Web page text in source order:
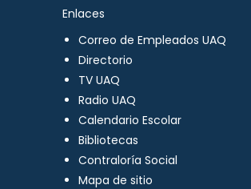
Enlaces
Correo de Empleados UAQ
Directorio
TV UAQ
Radio UAQ
Calendario Escolar
Bibliotecas
Contraloría Social
Mapa de sitio